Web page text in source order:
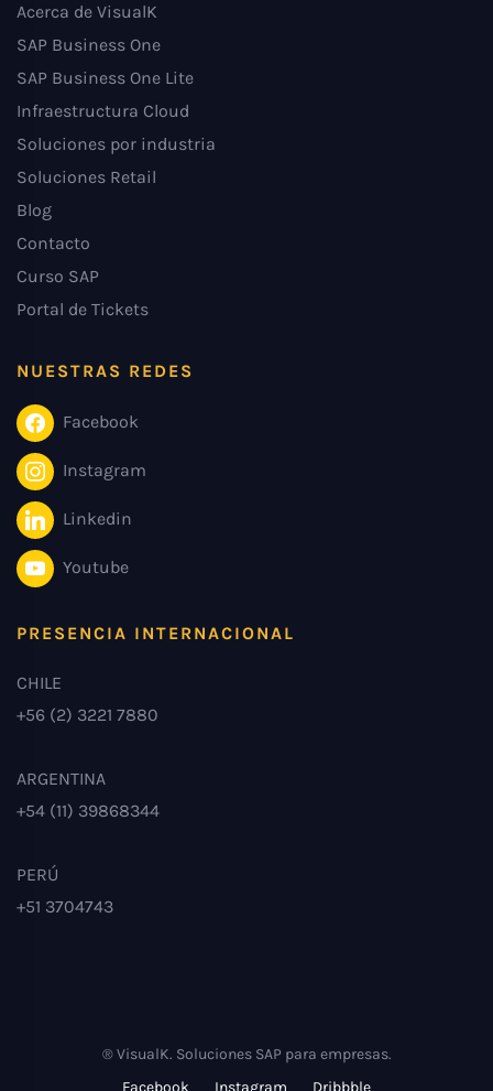
Acerca de VisualK
SAP Business One
SAP Business One Lite
Infraestructura Cloud
Soluciones por industria
Soluciones Retail
Blog
Contacto
Curso SAP
Portal de Tickets
NUESTRAS REDES
Facebook
Instagram
Linkedin
Youtube
PRESENCIA INTERNACIONAL
CHILE
+56 (2) 3221 7880
ARGENTINA
+54 (11) 39868344
PERÚ
+51 3704743
® VisualK. Soluciones SAP para empresas.